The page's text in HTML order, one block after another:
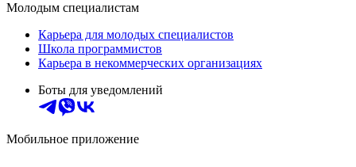
Молодым специалистам
Карьера для молодых специалистов
Школа программистов
Карьера в некоммерческих организациях
Боты для уведомлений
Мобильное приложение